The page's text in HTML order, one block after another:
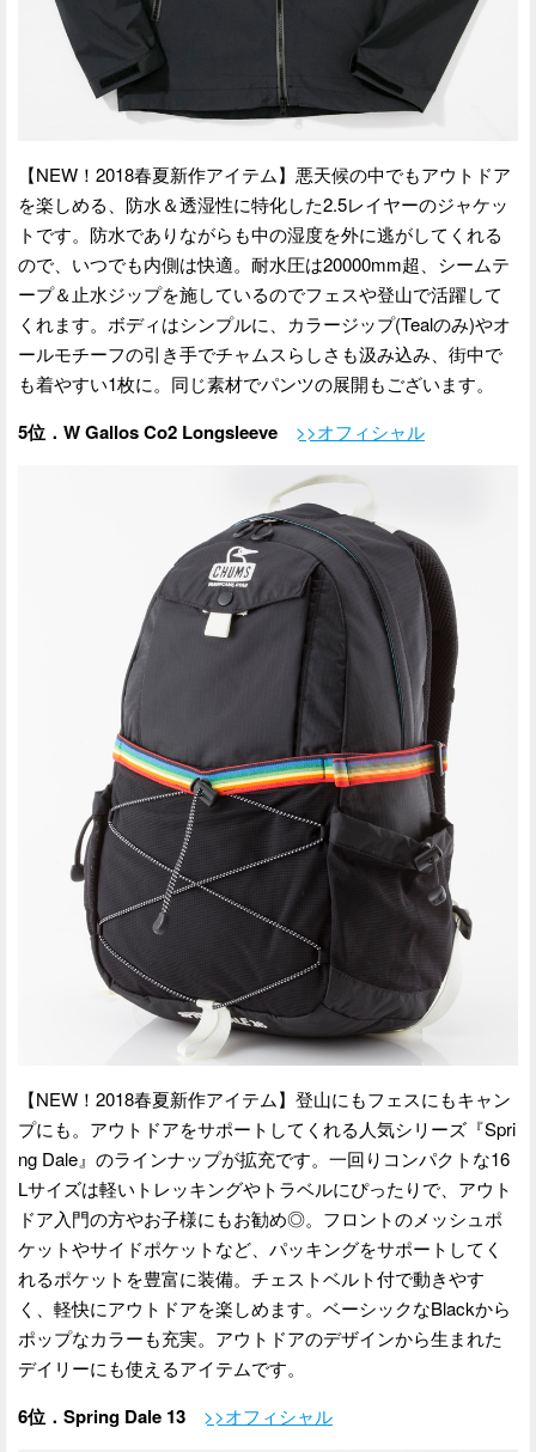
【NEW！2018春夏新作アイテム】悪天候の中でもアウトドア
を楽しめる、防水＆透湿性に特化した2.5レイヤーのジャケッ
トです。防水でありながらも中の湿度を外に逃がしてくれる
ので、いつでも内側は快適。耐水圧は20000mm超、シームテ
ープ＆止水ジップを施しているのでフェスや登山で活躍して
くれます。ボディはシンプルに、カラージップ(Tealのみ)やオ
ールモチーフの引き手でチャムスらしさも汲み込み、街中で
も着やすい1枚に。同じ素材でパンツの展開もございます。
5位．W Gallos Co2 Longsleeve >>オフィシャル
【NEW！2018春夏新作アイテム】登山にもフェスにもキャン
プにも。アウトドアをサポートしてくれる人気シリーズ『Spri
ng Dale』のラインナップが拡充です。一回りコンパクトな16
Lサイズは軽いトレッキングやトラベルにぴったりで、アウト
ドア入門の方やお子様にもお勧め◎。フロントのメッシュポ
ケットやサイドポケットなど、パッキングをサポートしてく
れるポケットを豊富に装備。チェストベルト付で動きやす
く、軽快にアウトドアを楽しめます。ベーシックなBlackから
ポップなカラーも充実。アウトドアのデザインから生まれた
デイリーにも使えるアイテムです。
6位．Spring Dale 13 >>オフィシャル